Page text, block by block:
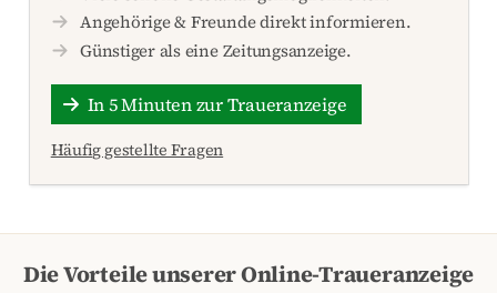
Angehörige & Freunde direkt informieren.
Günstiger als eine Zeitungsanzeige.
In 5 Minuten zur Traueranzeige
Häufig gestellte Fragen
Die Vorteile unserer Online-Traueranzeige